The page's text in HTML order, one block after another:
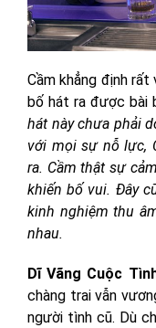
Cầm khẳng định
bố hát ra được bài
hát này chưa phải
với mọi sự nỗ lực,
ra. Cầm thật sự
khiến bố vui. Đây
kinh nghiệm thu
nhau.
Dĩ Vãng Cuộc
chàng trai vẫn
người tình cũ. Dù